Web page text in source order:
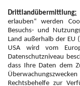
Newsletter: